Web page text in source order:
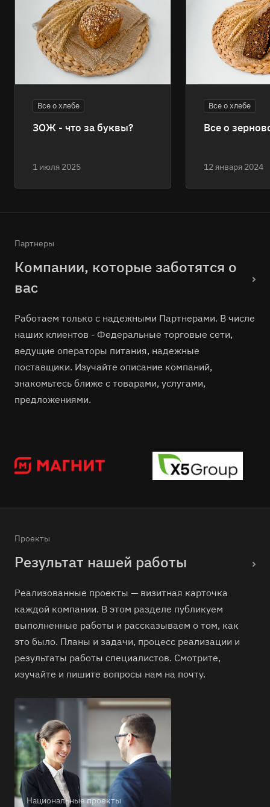
Все о хлебе
1 июля 2025
ЗОЖ - что за буквы?
Все о хлебе
12 января 2024
Все о
Партнеры
Компании, которые заботятся о
вас
Работаем только с надежными Партнерами. В числе
наших клиентов - Федеральные торговые сети,
ведущие операторы питания, надежные
поставщики. Изучайте описание компаний,
знакомьтесь ближе с товарами, услугами,
предложениями.
Проекты
Результат нашей работы
Реализованные проекты — визитная карточка
каждой компании. В этом разделе публикуем
выполненные работы и рассказываем о том, как
это было. Планы и задачи, процесс реализации и
результаты работы специалистов. Смотрите,
изучайте и пишите вопросы нам на почту.
Национальные проекты